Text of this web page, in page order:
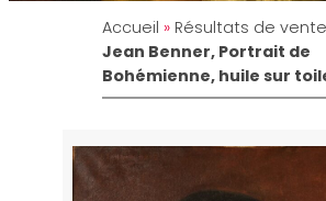
Accueil » Résultats de
Jean Benner, Portrait de
Bohémienne, huile sur